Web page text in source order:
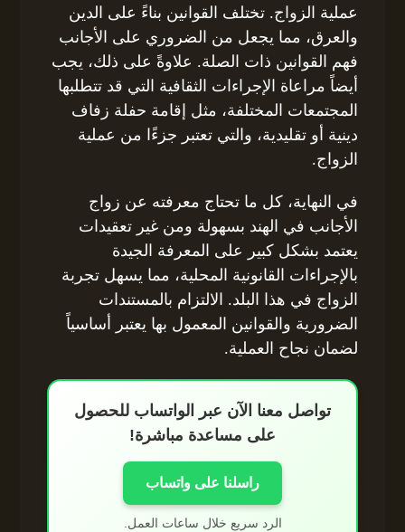
عملية الزواج. تختلف القوانين بناءً على الدين
والعرق، مما يجعل من الضروري على الأجانب
فهم القوانين ذات الصلة. علاوةً على ذلك، يجب
أيضاً مراعاة الإجراءات الثقافية التي قد تتطلبها
المجتمعات المختلفة، مثل إقامة حفلة زفاف
دينية أو تقليدية، والتي تعتبر جزءًا من عملية
الزواج.
في النهاية، كل ما تحتاج معرفته عن زواج
الأجانب في الهند بسهولة ومن غير تعقيدات
يعتمد بشكل كبير على المعرفة الجيدة
بالإجراءات القانونية المحلية، مما يسهل تجربة
الزواج في هذا البلد. الالتزام بالمستندات
الضرورية والقوانين المعمول بها يعتبر أساسياً
لضمان نجاح العملية.
تواصل معنا الآن عبر الواتساب للحصول
على مساعدة مباشرة!
راسلنا على واتساب
الرد سريع خلال ساعات العمل.